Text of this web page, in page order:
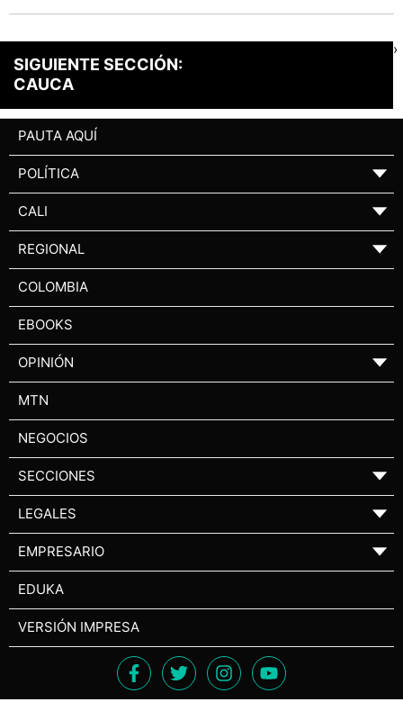
SIGUIENTE SECCIÓN:
CAUCA
›
PAUTA AQUÍ
POLÍTICA ▼
CALI ▼
REGIONAL ▼
COLOMBIA
EBOOKS
OPINIÓN ▼
MTN
NEGOCIOS
SECCIONES ▼
LEGALES ▼
EMPRESARIO ▼
EDUKA
VERSIÓN IMPRESA